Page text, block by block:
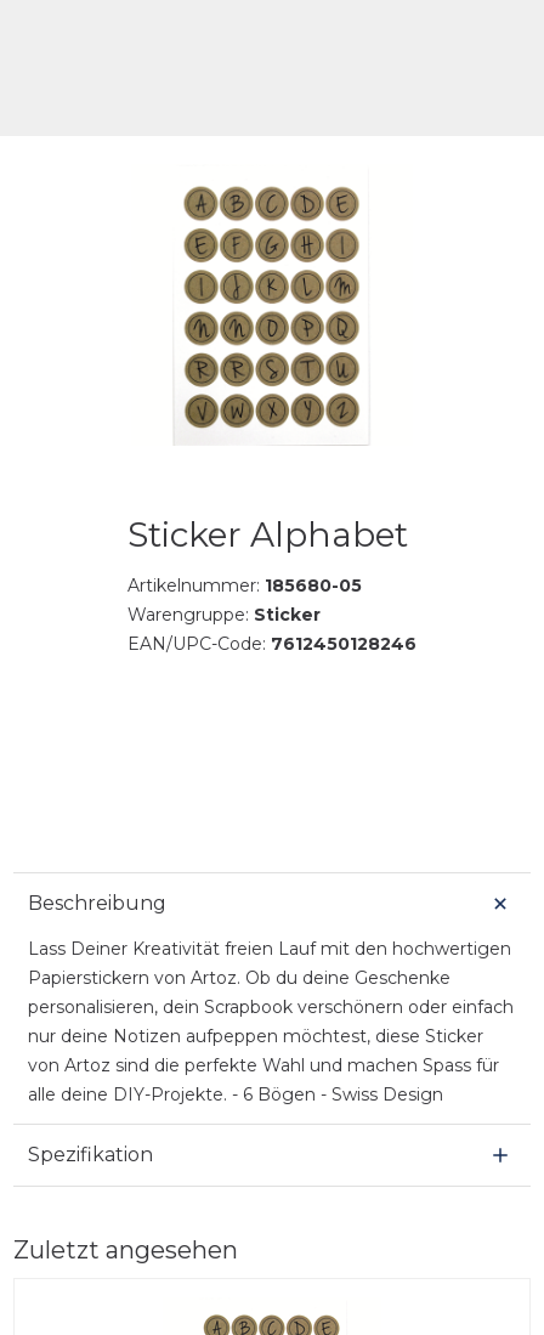
Sticker Alphabet
Artikelnummer: 185680-05
Warengruppe: Sticker
EAN/UPC-Code: 7612450128246
Beschreibung
Lass Deiner Kreativität freien Lauf mit den hochwertigen
Papierstickern von Artoz. Ob du deine Geschenke
personalisieren, dein Scrapbook verschönern oder einfach
nur deine Notizen aufpeppen möchtest, diese Sticker
von Artoz sind die perfekte Wahl und machen Spass für
alle deine DIY-Projekte. - 6 Bögen - Swiss Design
Spezifikation
Zuletzt angesehen